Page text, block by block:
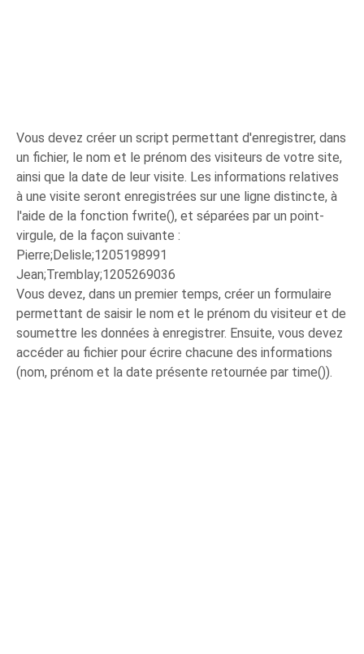
Vous devez créer un script permettant d'enregistrer, dans
un fichier, le nom et le prénom des visiteurs de votre site,
ainsi que la date de leur visite. Les informations relatives
à une visite seront enregistrées sur une ligne distincte, à
l'aide de la fonction fwrite(), et séparées par un point-
virgule, de la façon suivante :
Pierre;Delisle;1205198991
Jean;Tremblay;1205269036
Vous devez, dans un premier temps, créer un formulaire
permettant de saisir le nom et le prénom du visiteur et de
soumettre les données à enregistrer. Ensuite, vous devez
accéder au fichier pour écrire chacune des informations
(nom, prénom et la date présente retournée par time()).